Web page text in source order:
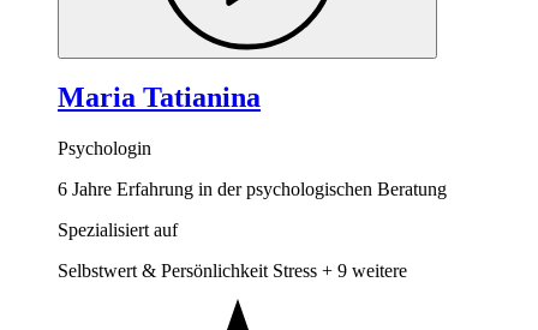
Maria Tatianina
Psychologin
6 Jahre Erfahrung in der psychologischen Beratung
Spezialisiert auf
Selbstwert & Persönlichkeit Stress + 9 weitere